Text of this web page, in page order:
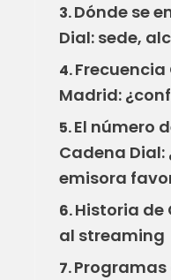
3.Dónde se
Dial: sede,
4.Frecuencia
Madrid:
5.El número
Cadena
emisora
6.Historia de
al streaming
7.